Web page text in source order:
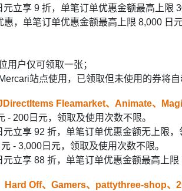
立享 9 折，单笔订单优惠金额最高上限
，单笔订单优惠金额最高上限 8,000 日
用户仅可领取一张；
站点使用，已领取但未使用的券将自
Fleamarket、Animate、
200日元，领取及使用次数不限。
立享 92 折，单笔订单优惠金额无上限，
- 3,000日元，领取及使用次数不限。
立享 88 折，单笔订单优惠金额最高上限
Off、Gamers、pattythree-shop